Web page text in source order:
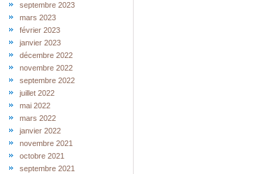
septembre 2023
mars 2023
février 2023
janvier 2023
décembre 2022
novembre 2022
septembre 2022
juillet 2022
mai 2022
mars 2022
janvier 2022
novembre 2021
octobre 2021
septembre 2021